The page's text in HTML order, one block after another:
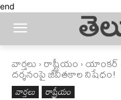
end
వార్తలు రాష్ట్రీయం యాంకర్
దర్శనంపై జీవితకాల నిషేధం!
వార్తలు రాష్ట్రీయం